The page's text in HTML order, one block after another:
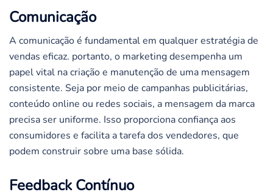
Comunicação
A comunicação é fundamental em qualquer estratégia de
vendas eficaz. portanto, o marketing desempenha um
papel vital na criação e manutenção de uma mensagem
consistente. Seja por meio de campanhas publicitárias,
conteúdo online ou redes sociais, a mensagem da marca
precisa ser uniforme. Isso proporciona confiança aos
consumidores e facilita a tarefa dos vendedores, que
podem construir sobre uma base sólida.
Feedback Contínuo